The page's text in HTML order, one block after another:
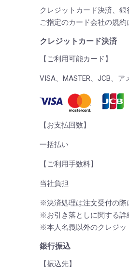
クレジットカード決済、銀
ご指定のカード会社の規約
クレジットカード決済
【ご利用可能カード】
VISA、MASTER、JCB、
【お支払回数】
一括払い
【ご利用手数料】
当社負担
※決済処理は注文受付の際
※お引き落としに関する詳
※本人名義以外のクレジッ
銀行振込
【振込先】